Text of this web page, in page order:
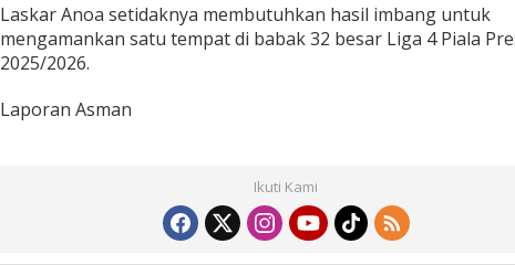
Laskar Anoa setidaknya membutuhkan hasil imbang untuk
mengamankan satu tempat di babak 32 besar Liga 4 Piala
2025/2026.
Laporan Asman
Ikuti Kami